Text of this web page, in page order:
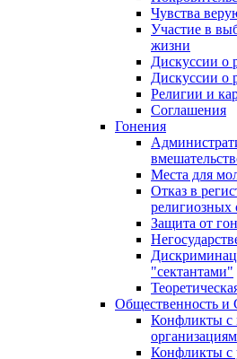
Чувства
Участие в
жизни
Дискуссии о
Дискуссии о
Религии и
Соглашения
Гонения
Места для
Отказ в
религиозных
Защита от
"сектантами"
Общественность
Конфликты с
Конфликты с